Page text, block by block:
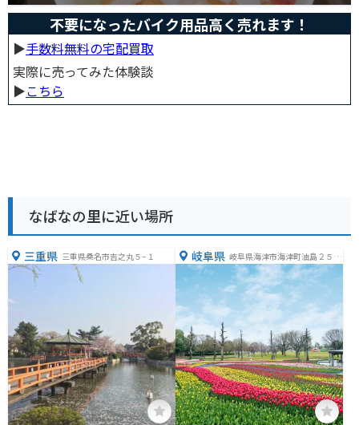
不要になったバイク用品高く売れます！
▶︎手数料無料の宅配買取
実際に売ってみた体験談
▶︎こちら
なばなの里に近い場所
三重県 三重県桑名市吉之丸５−１ 岐阜県 岐阜県海津市海津町油島２５５
−３